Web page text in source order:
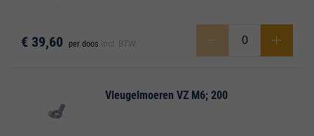
€ 39,60 per doos incl. BTW
Vleugelmoeren VZ M6; 200